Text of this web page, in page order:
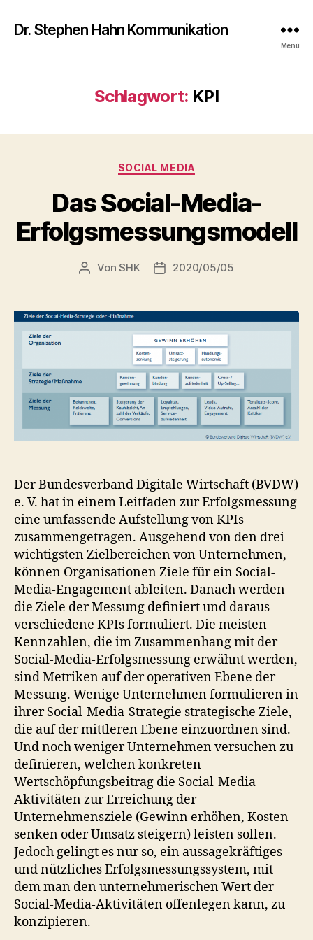
Dr. Stephen Hahn Kommunikation
Menü
Schlagwort: KPI
Kategorien
SOCIAL MEDIA
Das Social-Media-
Erfolgsmessungsmodell
Beitragsautor
VonSHK Veröffentlichungsdatum
2020/05/05
Der Bundesverband Digitale Wirtschaft (BVDW)
e. V. hat in einem Leitfaden zur Erfolgsmessung
eine umfassende Aufstellung von KPIs
zusammengetragen. Ausgehend von den drei
wichtigsten Zielbereichen von Unternehmen,
können Organisationen Ziele für ein Social-
Media-Engagement ableiten. Danach werden
die Ziele der Messung definiert und daraus
verschiedene KPIs formuliert. Die meisten
Kennzahlen, die im Zusammenhang mit der
Social-Media-Erfolgsmessung erwähnt werden,
sind Metriken auf der operativen Ebene der
Messung. Wenige Unternehmen formulieren in
ihrer Social-Media-Strategie strategische Ziele,
die auf der mittleren Ebene einzuordnen sind.
Und noch weniger Unternehmen versuchen zu
definieren, welchen konkreten
Wertschöpfungsbeitrag die Social-Media-
Aktivitäten zur Erreichung der
Unternehmensziele (Gewinn erhöhen, Kosten
senken oder Umsatz steigern) leisten sollen.
Jedoch gelingt es nur so, ein aussagekräftiges
und nützliches Erfolgsmessungssystem, mit
dem man den unternehmerischen Wert der
Social-Media-Aktivitäten offenlegen kann, zu
konzipieren.